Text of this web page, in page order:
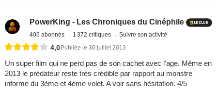
PowerKing - Les Chroniques du Cinéphile
406 abonnés 1 372 critiques Suivre son activité
4,0Publiée le 30 juillet 2013
Un super film qui ne perd pas de son cachet avec l'age. Même en
2013 le prédateur reste très crédible par rapport au monstre
informe du 3ème et 4ème volet. A voir sans hésitation. 4/5